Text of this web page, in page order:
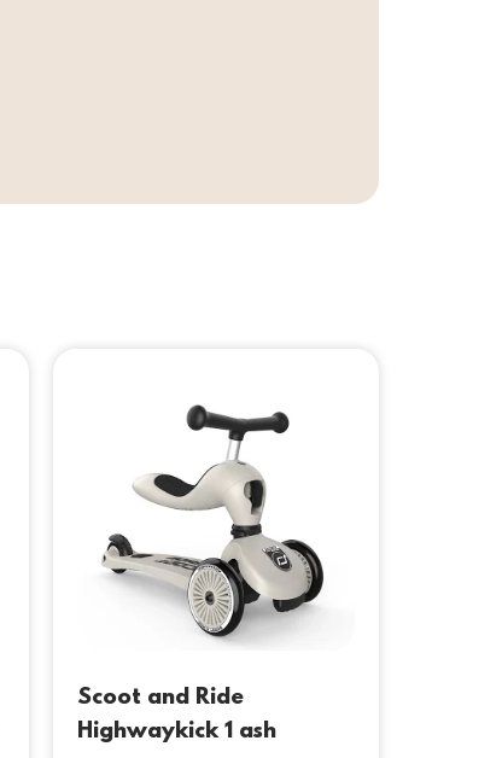
Scoot and Ride
Highwaykick 1 ash